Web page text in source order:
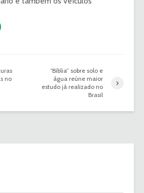
no
“Bíblia” sobre solo e
água reúne maior
estudo já realizado no
Brasil